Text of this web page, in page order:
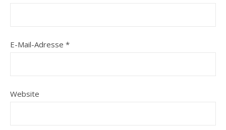
E-Mail-Adresse *
Website